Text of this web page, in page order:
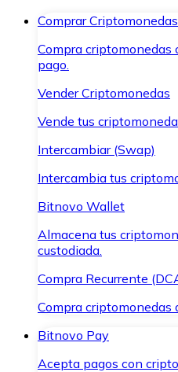
Comprar Criptomonedas
Compra criptomonedas
pago.
Vender Criptomonedas
Vende tus
Intercambiar (Swap)
Intercambia tus
Bitnovo Wallet
Almacena tus
custodiada.
Compra Recurrente
Compra criptomonedas
Bitnovo Pay
Acepta pagos con